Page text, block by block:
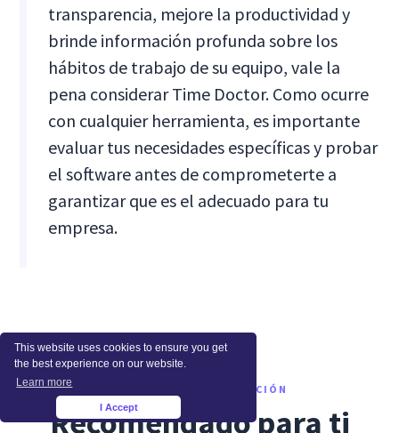
This website uses cookies to ensure you get
the best experience on our website.
Learn more
I Accept
transparencia, mejore la productividad y
brinde información profunda sobre los
hábitos de trabajo de su equipo, vale la
pena considerar Time Doctor. Como ocurre
con cualquier herramienta, es importante
evaluar tus necesidades específicas y probar
el software antes de comprometerte a
garantizar que es el adecuado para tu
empresa.
QUÉ LEER A CONTINUACIÓN
Recomendado para ti